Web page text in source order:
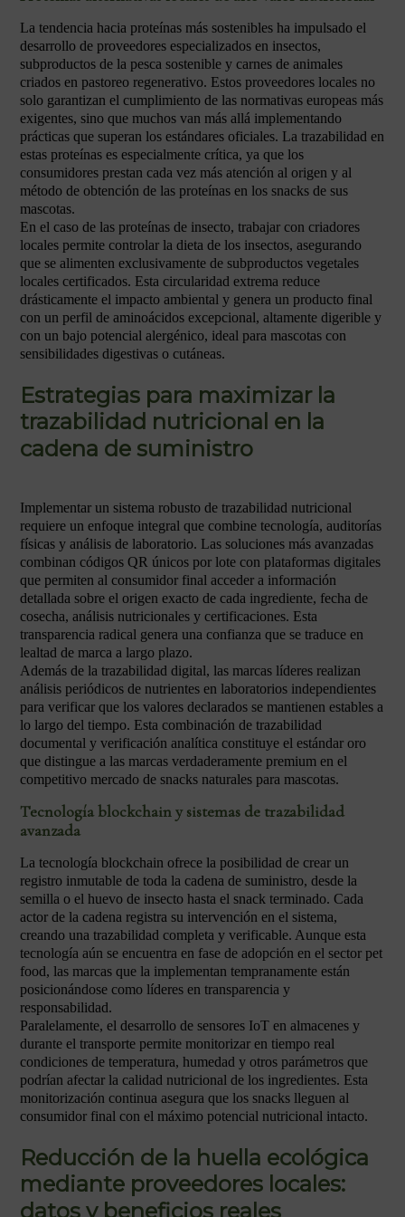
La tendencia hacia proteínas más sostenibles ha impulsado el
desarrollo de proveedores especializados en insectos,
subproductos de la pesca sostenible y carnes de animales
criados en pastoreo regenerativo. Estos proveedores locales no
solo garantizan el cumplimiento de las normativas europeas más
exigentes, sino que muchos van más allá implementando
prácticas que superan los estándares oficiales. La trazabilidad en
estas proteínas es especialmente crítica, ya que los
consumidores prestan cada vez más atención al origen y al
método de obtención de las proteínas en los snacks de sus
mascotas.
En el caso de las proteínas de insecto, trabajar con criadores
locales permite controlar la dieta de los insectos, asegurando
que se alimenten exclusivamente de subproductos vegetales
locales certificados. Esta circularidad extrema reduce
drásticamente el impacto ambiental y genera un producto final
con un perfil de aminoácidos excepcional, altamente digerible y
con un bajo potencial alergénico, ideal para mascotas con
sensibilidades digestivas o cutáneas.
Estrategias para maximizar la
trazabilidad nutricional en la
cadena de suministro
Implementar un sistema robusto de trazabilidad nutricional
requiere un enfoque integral que combine tecnología, auditorías
físicas y análisis de laboratorio. Las soluciones más avanzadas
combinan códigos QR únicos por lote con plataformas digitales
que permiten al consumidor final acceder a información
detallada sobre el origen exacto de cada ingrediente, fecha de
cosecha, análisis nutricionales y certificaciones. Esta
transparencia radical genera una confianza que se traduce en
lealtad de marca a largo plazo.
Además de la trazabilidad digital, las marcas líderes realizan
análisis periódicos de nutrientes en laboratorios independientes
para verificar que los valores declarados se mantienen estables a
lo largo del tiempo. Esta combinación de trazabilidad
documental y verificación analítica constituye el estándar oro
que distingue a las marcas verdaderamente premium en el
competitivo mercado de snacks naturales para mascotas.
Tecnología blockchain y sistemas de trazabilidad
avanzada
La tecnología blockchain ofrece la posibilidad de crear un
registro inmutable de toda la cadena de suministro, desde la
semilla o el huevo de insecto hasta el snack terminado. Cada
actor de la cadena registra su intervención en el sistema,
creando una trazabilidad completa y verificable. Aunque esta
tecnología aún se encuentra en fase de adopción en el sector pet
food, las marcas que la implementan tempranamente están
posicionándose como líderes en transparencia y
responsabilidad.
Paralelamente, el desarrollo de sensores IoT en almacenes y
durante el transporte permite monitorizar en tiempo real
condiciones de temperatura, humedad y otros parámetros que
podrían afectar la calidad nutricional de los ingredientes. Esta
monitorización continua asegura que los snacks lleguen al
consumidor final con el máximo potencial nutricional intacto.
Reducción de la huella ecológica
mediante proveedores locales:
datos y beneficios reales